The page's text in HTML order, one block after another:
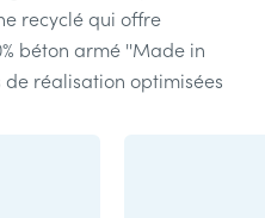
recyclé qui offre
béton armé ''Made in
de réalisation optimisées